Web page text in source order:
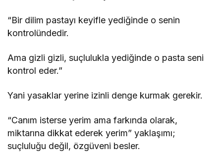
“Bir dilim pastayı keyifle yediğinde o senin
kontrolündedir.
Ama gizli gizli, suçlulukla yediğinde o pasta seni
kontrol eder.”
Yani yasaklar yerine izinli denge kurmak gerekir.
“Canım isterse yerim ama farkında olarak,
miktarına dikkat ederek yerim” yaklaşımı;
suçluluğu değil, özgüveni besler.